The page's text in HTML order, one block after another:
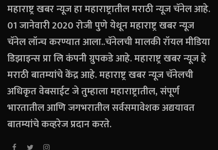
महाराष्ट्र खबर न्यूज हा महाराष्ट्रातील मराठी न्यूज चॅनेल आहे.
01 जानेवारी 2020 रोजी पुणे येथून महाराष्ट्र खबर न्यूज
चॅनेल लॉन्च करण्यात आला..चॅनेलची मालकी रॉयल मीडिया
डिझाइन्स प्रा लि कंपनी ग्रुपकडे आहे. महाराष्ट्र खबर न्यूज हे
मराठी बातम्यांचे केंद्र आहे. महाराष्ट्र खबर न्यूज चॅनेलची
अधिकृत वेबसाईट जे तुम्हाला महाराष्ट्रातील, संपूर्ण
भारतातील आणि जगभरातील सर्वसमावेशक अद्ययावत
बातम्यांचे कव्हरेज प्रदान करते.